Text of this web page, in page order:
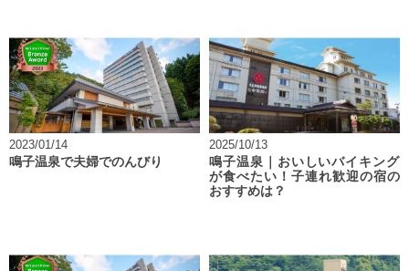
2023/01/14
鳴子温泉で夫婦でのんびり
2025/10/13
鳴子温泉｜おいしいバイキング
が食べたい！子連れ歓迎の宿の
おすすめは？